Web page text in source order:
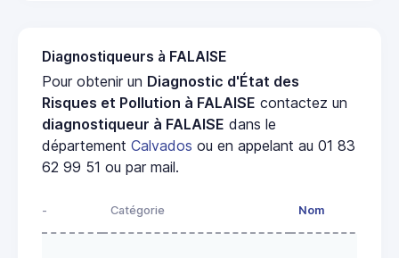
Diagnostiqueurs à FALAISE
Pour obtenir un Diagnostic d'État des
Risques et Pollution à FALAISE contactez un
diagnostiqueur à FALAISE dans le
département Calvados ou en appelant au 01 83
62 99 51 ou par mail.
- Catégorie Nom